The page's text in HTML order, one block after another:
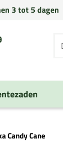
3 tot 5 dagen
Candy Cane